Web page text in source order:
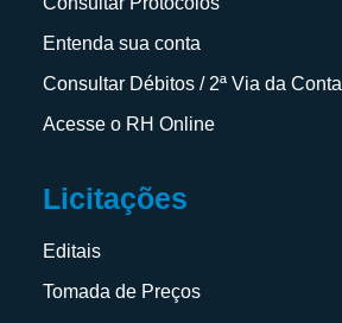
Entenda sua conta
Consultar Débitos / 2ª Via da Conta
Acesse o RH Online
Licitações
Editais
Tomada de Preços